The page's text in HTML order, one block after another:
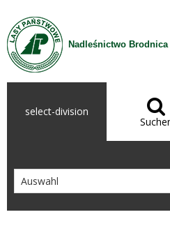
Zum Inhalt wechseln
Nadleśnictwo Brodnica
select-division 